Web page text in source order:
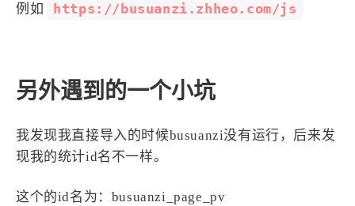
例如 https://busuanzi.zhheo.com/js
另外遇到的一个小坑
我发现我直接导入的时候busuanzi没有运行，后来发
现我的统计id名不一样。
这个的id名为：busuanzi_page_pv